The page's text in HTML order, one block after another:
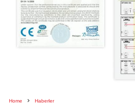
Home Haberler